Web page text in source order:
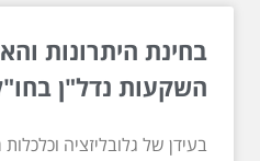
בחינת היתרונות
השקעות נדל"ן
בעידן של גלובליזציה